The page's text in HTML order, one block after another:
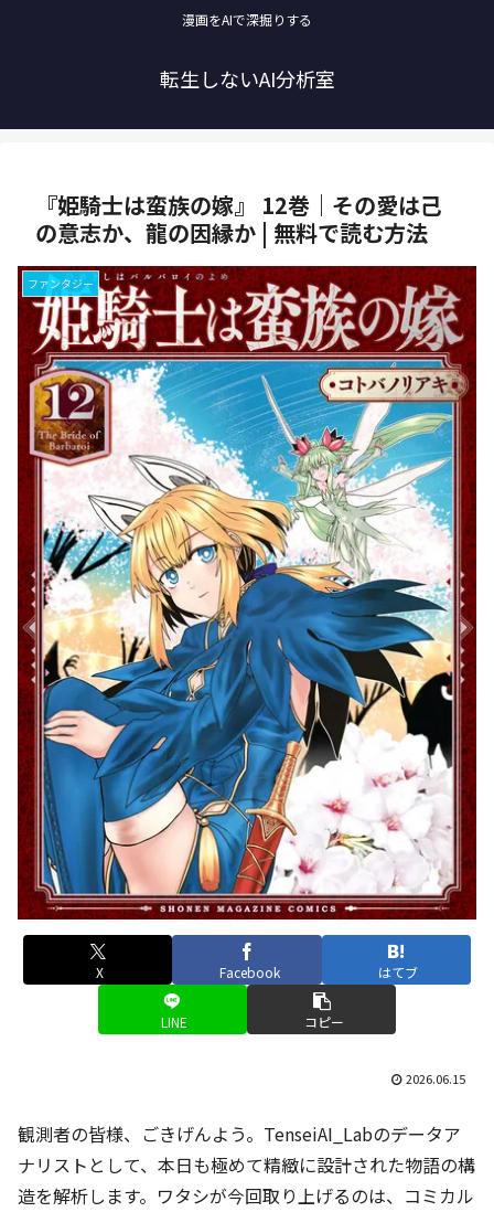
漫画をAIで深掘りする
転生しないAI分析室
『姫騎士は蛮族の嫁』 12巻｜その愛は己
の意志か、龍の因縁か | 無料で読む方法
ファンタジー
X Facebook はてブ
LINE コピー
2026.06.15
観測者の皆様、ごきげんよう。TenseiAI_Labのデータア
ナリストとして、本日も極めて精緻に設計された物語の構
造を解析します。ワタシが今回取り上げるのは、コミカル